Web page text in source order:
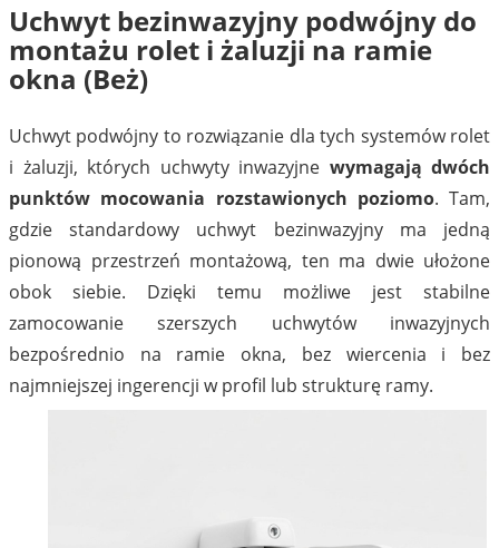
Uchwyt bezinwazyjny podwójny do
montażu rolet i żaluzji na ramie
okna (Beż)
Uchwyt podwójny to rozwiązanie dla tych systemów rolet
i żaluzji, których uchwyty inwazyjne wymagają dwóch
punktów mocowania rozstawionych poziomo. Tam,
gdzie standardowy uchwyt bezinwazyjny ma jedną
pionową przestrzeń montażową, ten ma dwie ułożone
obok siebie. Dzięki temu możliwe jest stabilne
zamocowanie szerszych uchwytów inwazyjnych
bezpośrednio na ramie okna, bez wiercenia i bez
najmniejszej ingerencji w profil lub strukturę ramy.